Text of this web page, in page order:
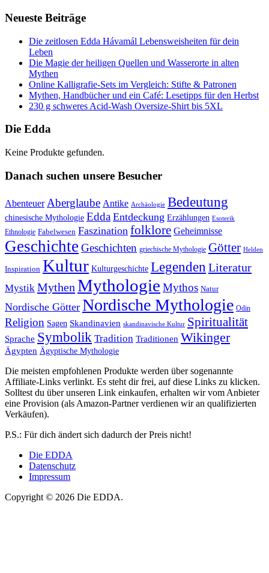
Neueste Beiträge
Die zeitlosen Edda Hávamál Lebensweisheiten für dein
Leben
Die Magie der heiligen Quellen und Wasserorte in alten
Mythen
Online Kalligrafie‑Sets im Vergleich: Stifte & Patronen
Mythen, Handbücher und ein Café: Lesetipps für den Herbst
230 g schweres Acid-Wash Oversize-Shirt bis 5XL
Die Edda
Keine Produkte gefunden.
Danach suchen unsere Besucher
Abenteuer Aberglaube Antike Archäologie Bedeutung
chinesische Mythologie Edda Entdeckung Erzählungen Esoterik
Ethnologie Fabelwesen Faszination folklore Geheimnisse
Geschichte Geschichten griechische Mythologie Götter Helden
Inspiration Kultur Kulturgeschichte Legenden Literatur
Mystik Mythen Mythologie Mythos Natur
Nordische Götter Nordische Mythologie Odin
Religion Sagen Skandinavien skandinavische Kultur Spiritualität
Sprache Symbolik Tradition Traditionen Wikinger
Ägypten Ägyptische Mythologie
Die meisten empfohlenen Produkte werden über sogenannte
Affiliate-Links verlinkt. Es steht dir frei, auf diese Links zu klicken.
Solltest du über unseren Link einkaufen, erhalten wir vom Anbieter
eine Provision (als Amazon-Partner verdienen wir an qualifizierten
Verkäufen).
P.S.: Für dich ändert sich dadurch der Preis nicht!
Die EDDA
Datenschutz
Impressum
Copyright © 2026 Die EDDA.